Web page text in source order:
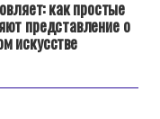
как простые
представление о
искусстве